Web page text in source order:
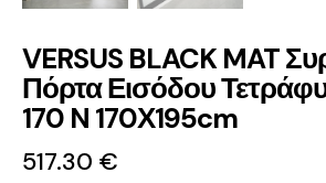
VERSUS BLACK MAT
Πόρτα Εισόδου
170 N 170Χ195cm
517.30 €